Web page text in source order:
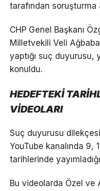
tarafından soruşturma
CHP Genel Başkanı
Milletvekili Veli
yaptığı suç duyurusu,
konuldu.
HEDEFTEKİ
VİDEOLARI
Suç duyurusu
YouTube kanalında 9,
tarihlerinde
Bu videolarda Özel ve